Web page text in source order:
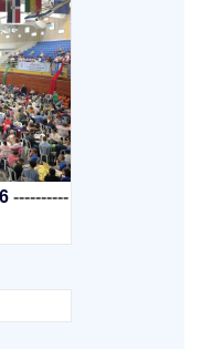
----------